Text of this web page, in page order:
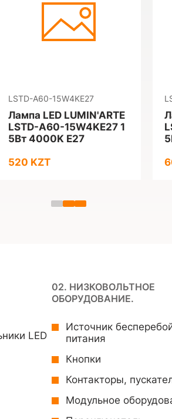
LSTD-A60-15W4KE27
Лампа LED LUMIN'ARTE
LSTD-A60-15W4KE27 1
5Вт 4000K E27
520 KZT
LED
02. НИЗКОВОЛЬТНОЕ
ОБОРУДОВАНИЕ.
Источник
питания
Кнопки
Контакторы,
Модульное